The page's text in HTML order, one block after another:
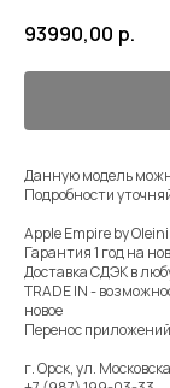
93990,00 р.
Данную модель
Подробности
Apple Empire by
Гарантия 1 год на
Доставка СДЭК в
TRADE IN -
новое
Перенос приложений
г. Орск, ул.